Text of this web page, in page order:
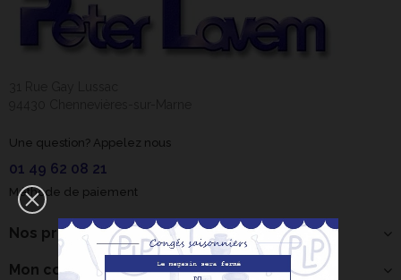
Une question? Appelez nous
01 49 62 08 21
Méthode de paiement
Nos produits
Mon compte